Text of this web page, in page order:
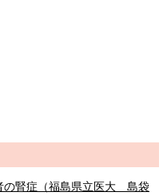
の腎症（福島県立医大 島袋